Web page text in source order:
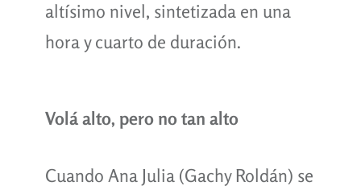
altísimo nivel, sintetizada en una
hora y cuarto de duración.
Volá alto, pero no tan alto
Cuando Ana Julia (Gachy Roldán) se